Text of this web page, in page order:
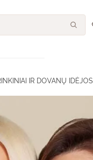
IR DOVANŲ IDĖJOS